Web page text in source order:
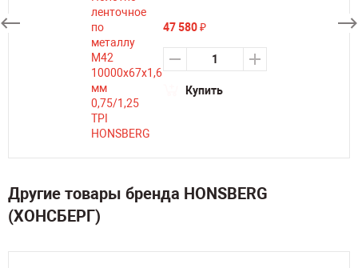
47 580₽
Купить
Другие товары бренда HONSBERG
(ХОНСБЕРГ)